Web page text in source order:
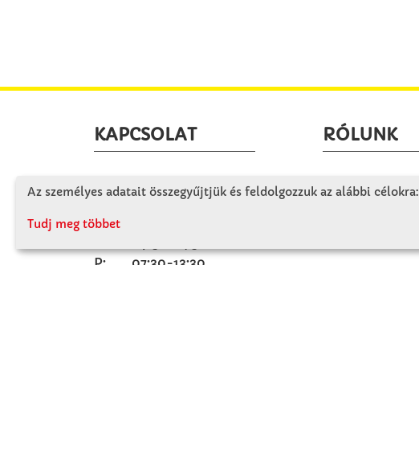
KAPCSOLAT
Winkler Iskolaszer Kft.
9241 Jánossomorja
P: 07:30-13:30
RÓLUNK
Céglátogatás
Az személyes adatait összegyűjtjük és feldolgozzuk az alábbi célokra:
Tudj meg többet